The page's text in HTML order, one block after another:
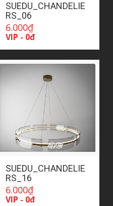
SUEDU_CHANDELIE
RS_06
6.000₫
VIP - 0đ
SUEDU_CHANDELIE
RS_16
6.000₫
VIP - 0đ